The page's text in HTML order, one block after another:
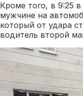
Кроме того, в 9:25
мужчине на
который от удара
водитель второй